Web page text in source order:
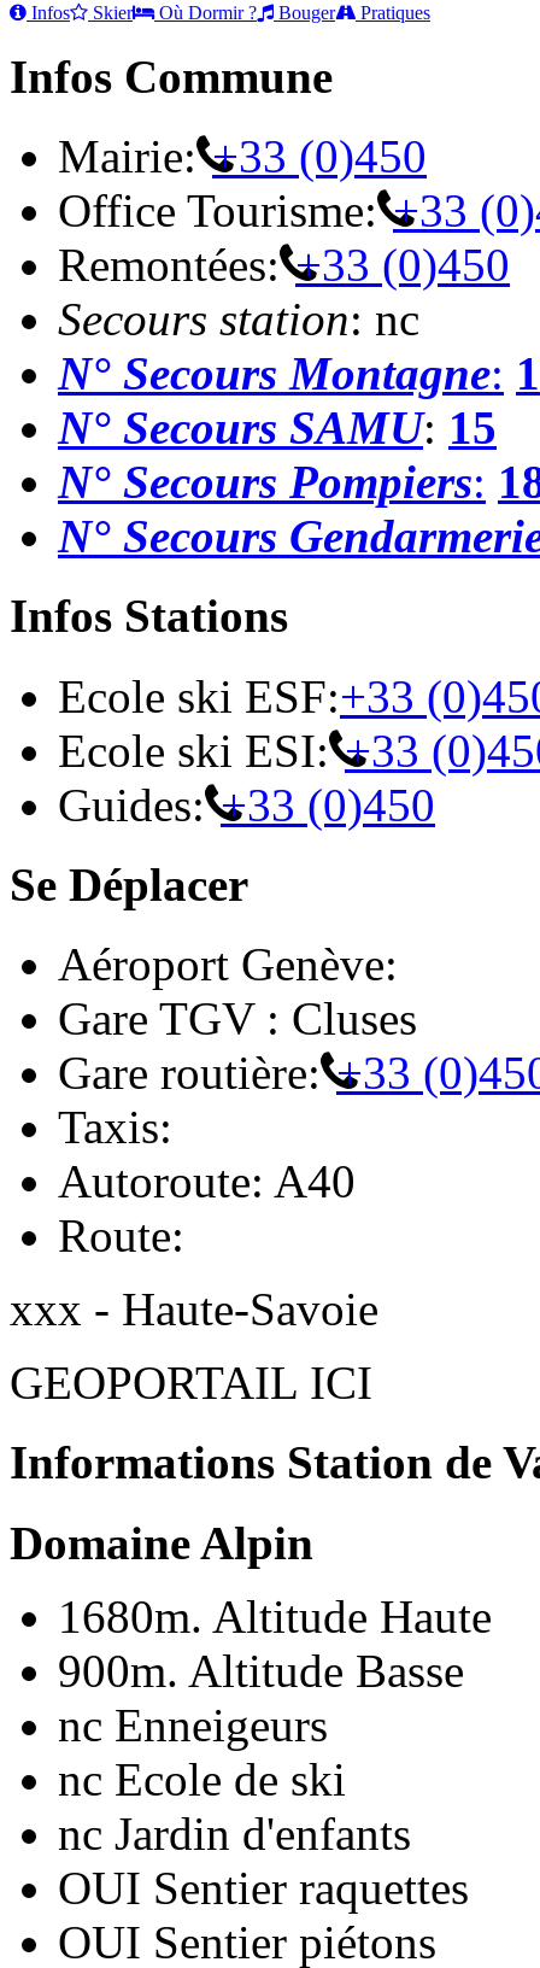
Infos Skier Où Dormir ? Bouger Pratiques
Infos Commune
Mairie: +33 (0)450
Office Tourisme: +33
Remontées: +33 (0)450
Secours station: nc
N° Secours Montagne:
N° Secours SAMU: 15
N° Secours Pompiers:
N° Secours
Infos Stations
Ecole ski ESF:+33
Ecole ski ESI: +33
Guides: +33 (0)450
Se Déplacer
Aéroport Genève:
Gare TGV : Cluses
Gare routière: +33
Taxis:
Autoroute: A40
Route:
xxx - Haute-Savoie
GEOPORTAIL ICI
Informations Station de
Domaine Alpin
1680m. Altitude Haute
900m. Altitude Basse
nc Enneigeurs
nc Ecole de ski
nc Jardin d'enfants
OUI Sentier raquettes
OUI Sentier piétons